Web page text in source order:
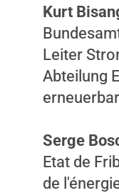
Kurt
Leiter
Abteilung
Serge
Etat de
de